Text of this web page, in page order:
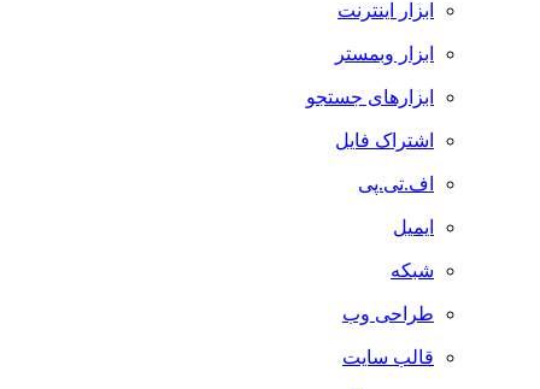
ابزار اینترنت
ابزار وبمستر
ابزارهای جستجو
اشتراک فایل
اف.تی.پی
ایمیل
شبکه
طراحی وب
قالب سایت